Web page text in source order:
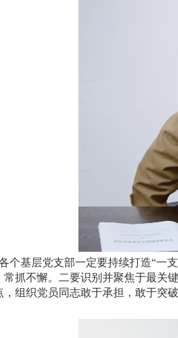
个基层党支部一定要持续打造“一
抓不懈。二要识别并聚焦于最关
组织党员同志敢于承担，敢于突